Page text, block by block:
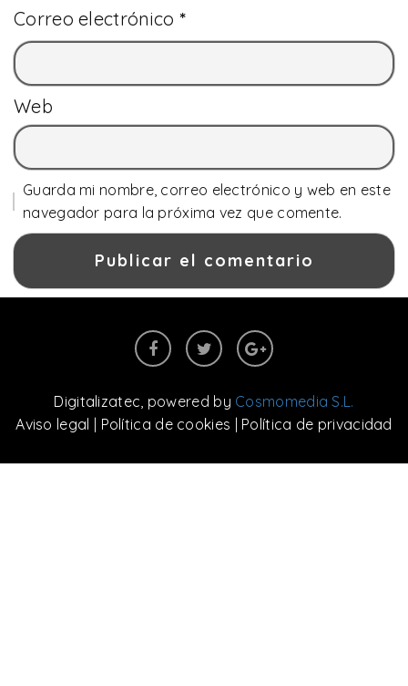
Correo electrónico *
Web
Guarda mi nombre, correo electrónico y web en este
navegador para la próxima vez que comente.
Digitalizatec , powered by Cosmomedia S.L.
Aviso legal | Política de cookies | Política de privacidad